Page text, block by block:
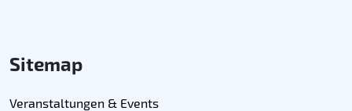
Sitemap
Veranstaltungen & Events